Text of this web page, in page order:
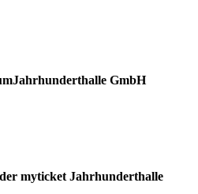
GmbH
myticket Jahrhunderthalle